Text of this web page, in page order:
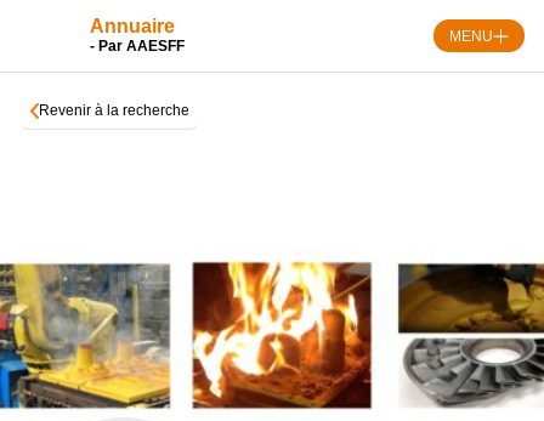
Annuaire
- Par AAESFF
MENU
Revenir à la recherche